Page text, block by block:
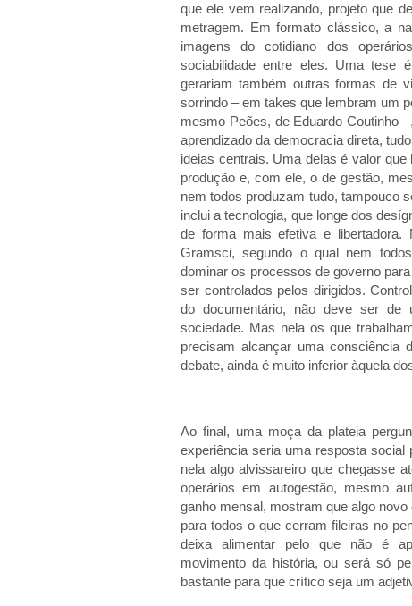
que ele vem realizando, projeto que
metragem. Em formato clássico, a
imagens do cotidiano dos
sociabilidade entre eles. Uma tese
gerariam também outras formas de
sorrindo – em takes que lembram um
mesmo Peões, de Eduardo Coutinho
aprendizado da democracia direta,
ideias centrais. Uma delas é valor
produção e, com ele, o de gestão,
nem todos produzam tudo, tampouco
inclui a tecnologia, que longe dos
de forma mais efetiva e libertadora.
Gramsci, segundo o qual nem
dominar os processos de governo
ser controlados pelos dirigidos.
do documentário, não deve ser de
sociedade. Mas nela os que
precisam alcançar uma consciência
debate, ainda é muito inferior àquela
Ao final, uma moça da plateia
experiência seria uma resposta
nela algo alvissareiro que chegasse
operários em autogestão, mesmo
ganho mensal, mostram que algo
para todos o que cerram fileiras no
deixa alimentar pelo que não é
movimento da história, ou será só
bastante para que crítico seja um